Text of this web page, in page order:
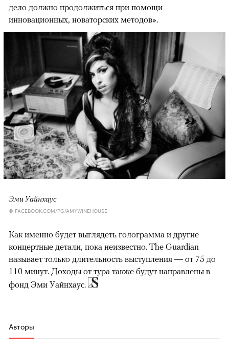
дело должно продолжиться при помощи
инновационных, новаторских методов».
Эми Уайнхаус
© FACEBOOK.COM/PG/AMYWINEHOUSE
Как именно будет выглядеть голограмма и другие
концертные детали, пока неизвестно. The Guardian
называет только длительность выступления — от 75 до
110 минут. Доходы от тура также будут направлены в
фонд Эми Уайнхаус.
Авторы